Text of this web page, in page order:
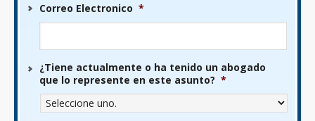
Correo Electronico *
¿Tiene actualmente o ha tenido un abogado
que lo represente en este asunto? *